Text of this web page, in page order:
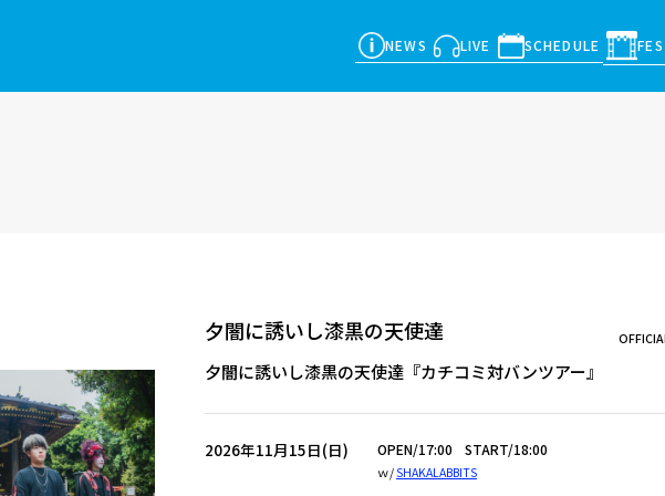
NEWS LIVE SCHEDULE
夕闇に誘いし漆黒の天使達
夕闇に誘いし漆黒の天使達『カチコミ対バンツアー』
2026年11月15日(日) OPEN/17:00 START/18:00
ｗ/SHAKALABBITS